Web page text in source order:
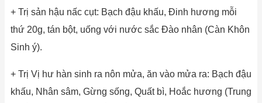
+ Trị sản hậu nấc cụt: Bạch đậu khấu, Đinh hương mỗi
thứ 20g, tán bột, uống với nước sắc Đào nhân (Càn Khôn
Sinh ý).
+ Trị Vị hư hàn sinh ra nôn mửa, ăn vào mửa ra: Bạch đậu
khấu, Nhân sâm, Gừng sống, Quất bì, Hoắc hương (Trung